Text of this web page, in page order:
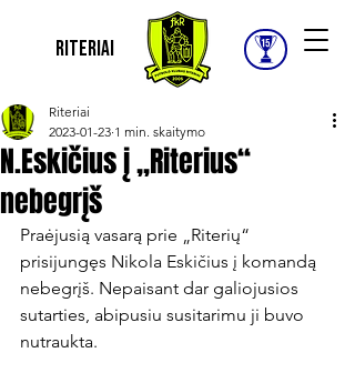
Riteriai
N.Eskičius į „Riterius“
nebegrįš
Riteriai
2023-01-23 1 min. skaitymo
Praėjusią vasarą prie „Riterių“
prisijungęs Nikola Eskičius į komandą
nebegrįš. Nepaisant dar galiojusios
sutarties, abipusiu susitarimu ji buvo
nutraukta.